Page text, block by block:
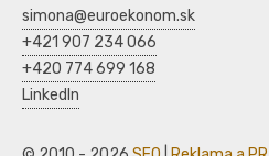
simona@euroekonom.sk
+421 907 234 066
+420 774 699 168
LinkedIn